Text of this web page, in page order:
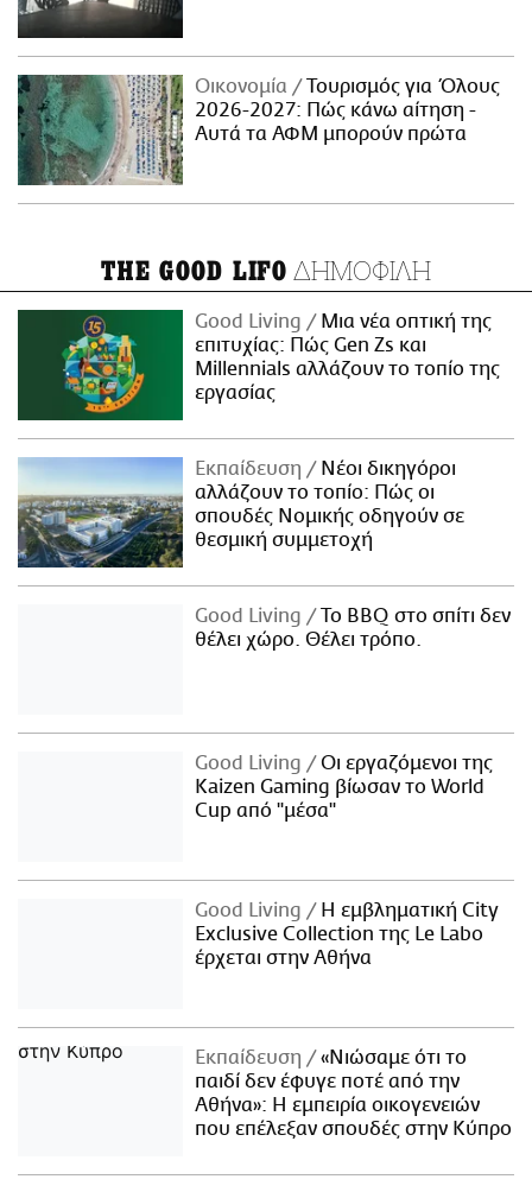
Οικονομία
Τουρισμός για Όλους
2026-2027: Πώς κάνω αίτηση -
Αυτά τα ΑΦΜ μπορούν πρώτα
THE GOOD LIFO ΔΗΜΟΦΙΛΗ
Good Living
Μια νέα οπτική της
επιτυχίας: Πώς Gen Zs και
Millennials αλλάζουν το τοπίο της
εργασίας
Εκπαίδευση
Νέοι δικηγόροι
αλλάζουν το τοπίο: Πώς οι
σπουδές Νομικής οδηγούν σε
θεσμική συμμετοχή
Good Living
Το BBQ στο σπίτι δεν
θέλει χώρο. Θέλει τρόπο.
Good Living
Οι εργαζόμενοι της
Kaizen Gaming βίωσαν το World
Cup από "μέσα"
Good Living
Η εμβληματική City
Exclusive Collection της Le Labo
έρχεται στην Αθήνα
Εκπαίδευση
«Νιώσαμε ότι το
παιδί δεν έφυγε ποτέ από την
Αθήνα»: Η εμπειρία οικογενειών
που επέλεξαν σπουδές στην Κύπρο